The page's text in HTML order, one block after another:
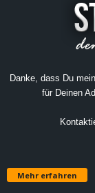
Danke, dass Du
für Deinen
Mehr erfahren